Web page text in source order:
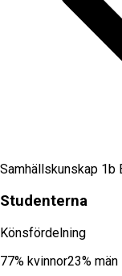
Samhällskunskap 1b
Studenterna
Könsfördelning
77% kvinnor23% män